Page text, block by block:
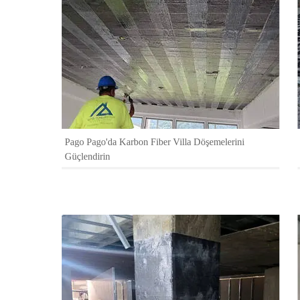
Pago Pago'da Karbon Fiber Villa Döşemelerini
Güçlendirin